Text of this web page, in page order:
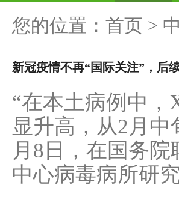
您的位置： 首页 >
新冠疫情不再“国际关注”，后
“在本土病例中
显升高，从2月中
月8日，在国务
中心病毒病所研